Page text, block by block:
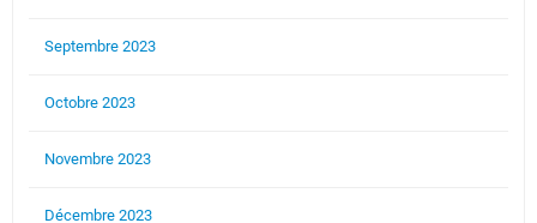
Septembre 2023
Octobre 2023
Novembre 2023
Décembre 2023